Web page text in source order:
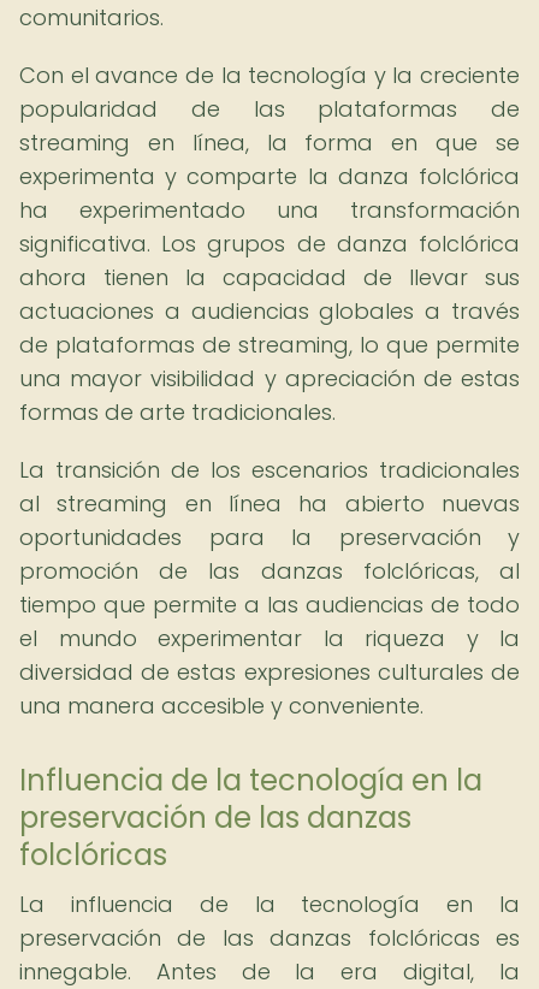
comunitarios.
Con el avance de la tecnología y la creciente
popularidad de las plataformas de
streaming en línea, la forma en que se
experimenta y comparte la danza folclórica
ha experimentado una transformación
significativa. Los grupos de danza folclórica
ahora tienen la capacidad de llevar sus
actuaciones a audiencias globales a través
de plataformas de streaming, lo que permite
una mayor visibilidad y apreciación de estas
formas de arte tradicionales.
La transición de los escenarios tradicionales
al streaming en línea ha abierto nuevas
oportunidades para la preservación y
promoción de las danzas folclóricas, al
tiempo que permite a las audiencias de todo
el mundo experimentar la riqueza y la
diversidad de estas expresiones culturales de
una manera accesible y conveniente.
Influencia de la tecnología en la
preservación de las danzas
folclóricas
La influencia de la tecnología en la
preservación de las danzas folclóricas es
innegable. Antes de la era digital, la